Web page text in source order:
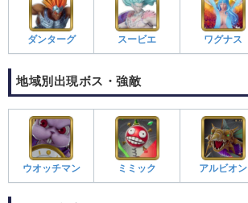
ダンターグ スービエ ワグナス
地域別出現ボス・強敵
ウオッチマン ミミック アルビオン